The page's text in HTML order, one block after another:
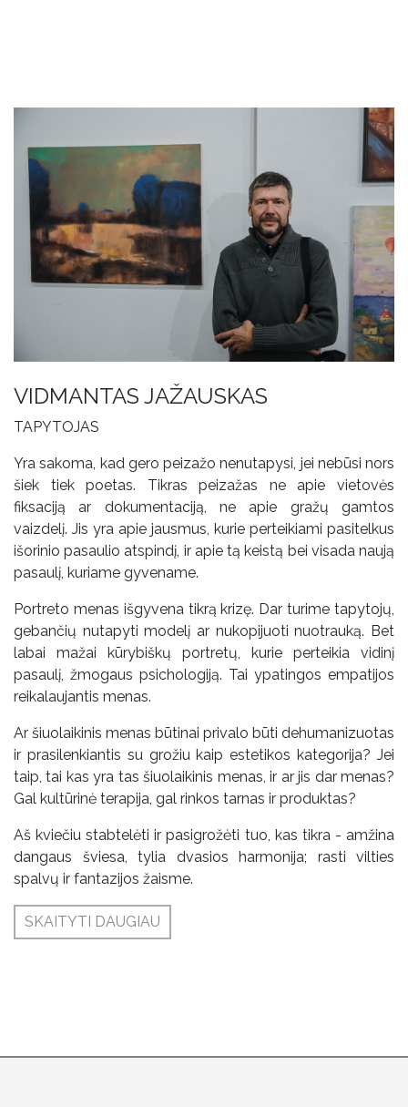
VIDMANTAS JAŽAUSKAS
TAPYTOJAS
Yra sakoma, kad gero peizažo nenutapysi, jei nebūsi nors
šiek tiek poetas. Tikras peizažas ne apie vietovės
fiksaciją ar dokumentaciją, ne apie gražų gamtos
vaizdelį. Jis yra apie jausmus, kurie perteikiami pasitelkus
išorinio pasaulio atspindį, ir apie tą keistą bei visada naują
pasaulį, kuriame gyvename.
Portreto menas išgyvena tikrą krizę. Dar turime tapytojų,
gebančių nutapyti modelį ar nukopijuoti nuotrauką. Bet
labai mažai kūrybiškų portretų, kurie perteikia vidinį
pasaulį, žmogaus psichologiją. Tai ypatingos empatijos
reikalaujantis menas.
Ar šiuolaikinis menas būtinai privalo būti dehumanizuotas
ir prasilenkiantis su grožiu kaip estetikos kategorija? Jei
taip, tai kas yra tas šiuolaikinis menas, ir ar jis dar menas?
Gal kultūrinė terapija, gal rinkos tarnas ir produktas?
Aš kviečiu stabtelėti ir pasigrožėti tuo, kas tikra - amžina
dangaus šviesa, tylia dvasios harmonija; rasti vilties
spalvų ir fantazijos žaisme.
SKAITYTI DAUGIAU